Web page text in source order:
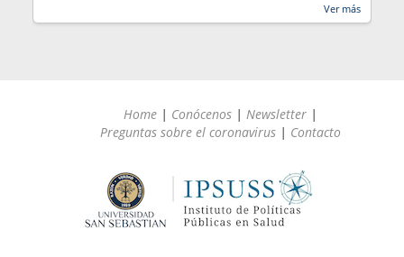
Ver más
Home | Conócenos | Newsletter |
Preguntas sobre el coronavirus | Contacto